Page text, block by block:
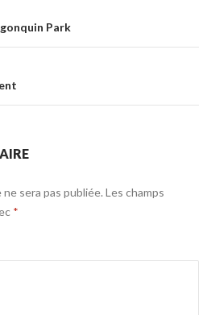
Park
sera pas publiée. Les champs
*